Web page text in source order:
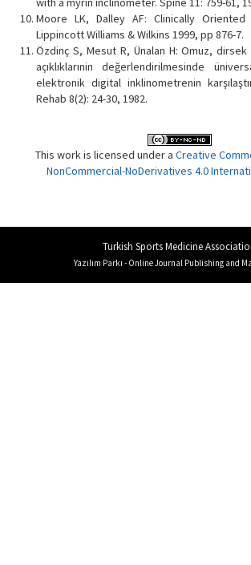
Moore LK, Dalley AF: Clinically
Lippincott Williams & Wilkins 1999, pp 876-7.
Özdinç S, Mesut R, Ünalan H: Omuz,
açıklıklarınin değerlendirilmesinde
elektronik digital inklinometrenin
Rehab 8(2): 24-30, 1982.
This work is licensed under a Creative
NonCommercial-NoDerivatives 4.0
Turkish Sports Medicine
Yazılım Parkı - Online Journal Publishing and